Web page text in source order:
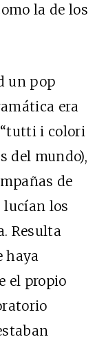
la de los
un pop
era
i colori
del mundo),
de
lucían los
Resulta
haya
el propio